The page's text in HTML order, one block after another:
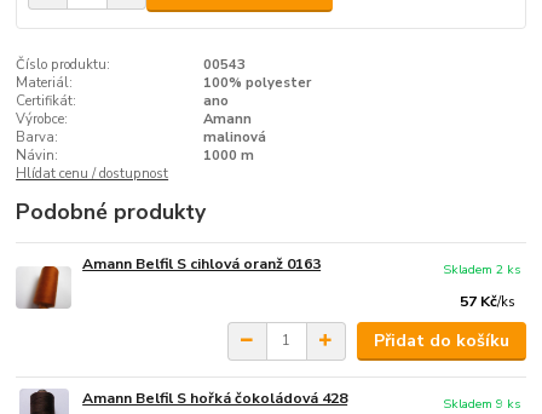
Číslo produktu:
00543
Materiál:
100% polyester
Certifikát:
ano
Výrobce:
Amann
Barva:
malinová
Návin:
1000 m
Hlídat cenu / dostupnost
Podobné produkty
Amann Belfil S cihlová oranž 0163
57 Kč/ks
Skladem 2 ks
Přidat do košíku
Amann Belfil S hořká čokoládová 428
Skladem 9 ks